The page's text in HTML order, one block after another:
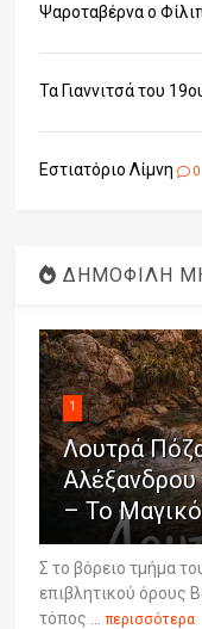
Ψαροταβέρνα ο
Τα Γιαννιτσά του
Εστιατόριο Λίμνη 0
ΔΗΜΟΦΙΛΗ
1
Λουτρά
Αλέξανδρου
– Το
Σ το βόρειο τμήμα
επιβλητικού όρους
τόπος ...
περισσότερα